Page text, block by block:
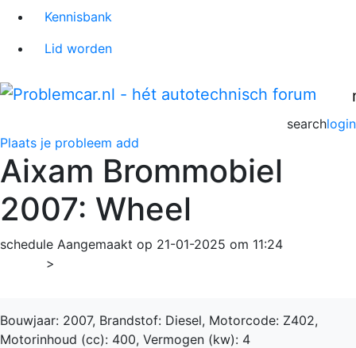
Kennisbank
Lid worden
login
search
Plaats je probleem add
Aixam Brommobiel
2007: Wheel
schedule Aangemaakt op 21-01-2025 om 11:24
>
Bouwjaar: 2007, Brandstof: Diesel, Motorcode: Z402,
Motorinhoud (cc): 400, Vermogen (kw): 4